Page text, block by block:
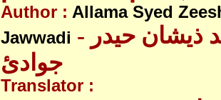
Author : Allama Syed
Jawwadi - علامہ سیّد ذیشان حیدر
جوادئ
Translator :